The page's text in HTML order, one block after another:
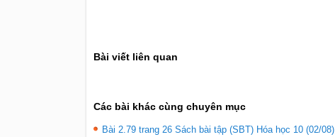
Bài viết liên quan
Các bài khác cùng chuyên mục
Bài 2.79 trang 26 Sách bài tập (SBT) Hóa học 10 (02/08)